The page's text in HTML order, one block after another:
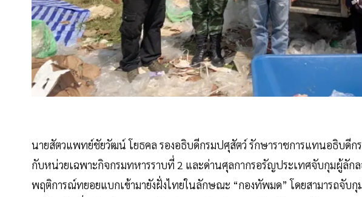
นายสัตวแพทย์ชัยวัฒน์ โยธคล รองอธิบดีกรมปศุสัตว์ รักษาราชการแทนอธิบดีก
กับหน่วยเฉพาะกิจกรมทหารราบที่ 2 และด่านศุลกากรอรัญประเทศจับกุมผู้ลัก
พฤติการณ์ทยอยแบกเข้ามายังฝั่งไทยในลักษณะ “กองทัพมด” โดยสามารถจับ